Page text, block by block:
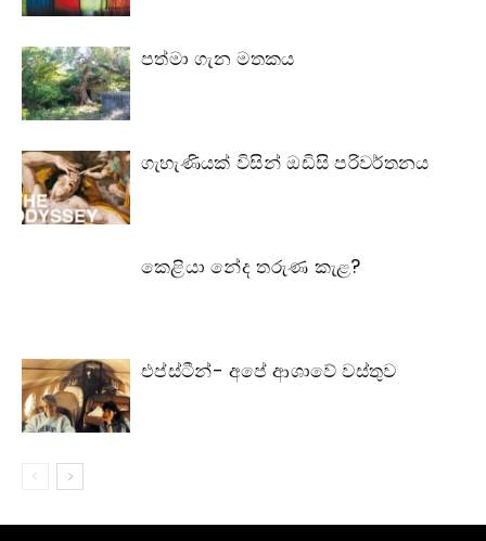
පත්මා ගැන මතකය
ගැහැණියක් විසින් ඔඩිසි පරිවර්තනය
කෙළියා නේද තරුණ කැළ?
එප්ස්ටීන්- අපේ ආශාවේ වස්තුව